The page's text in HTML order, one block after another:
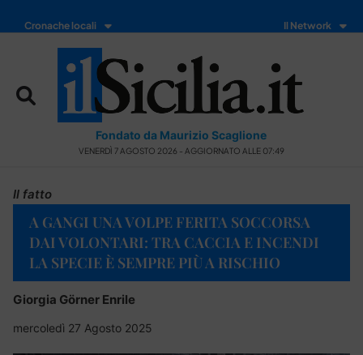
Cronache locali Il Network
Fondato da Maurizio Scaglione
VENERDÌ 7 AGOSTO 2026 - AGGIORNATO ALLE 07:49
Il fatto
A GANGI UNA VOLPE FERITA SOCCORSA
DAI VOLONTARI: TRA CACCIA E INCENDI
LA SPECIE È SEMPRE PIÙ A RISCHIO
Giorgia Görner Enrile
mercoledì 27 Agosto 2025